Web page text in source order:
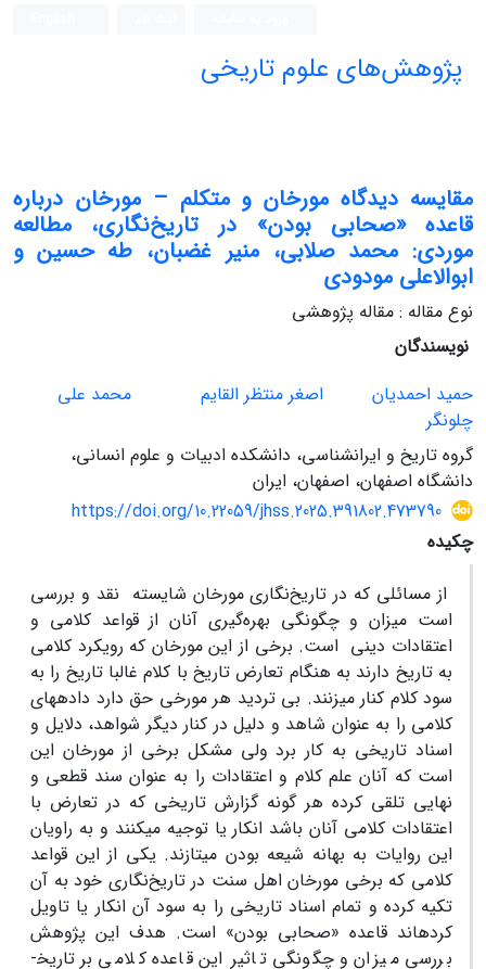
پژوهش‌های علوم تاریخی
مقایسه دیدگاه مورخان و متکلم – مورخان در‌باره
قاعده «صحابی بودن» در تاریخ‌نگاری، مطالعه
موردی: محمد صلابی، منیر غضبان، طه حسین و
ابوالاعلی مودودی
نوع مقاله : مقاله پژوهشی
نویسندگان
حمید احمدیان
اصغر منتظر القایم
محمد علی
چلونگر
گروه تاریخ و ایرانشناسی، دانشکده ادبیات و علوم انسانی،
دانشگاه اصفهان، اصفهان، ایران
https://doi.org/10.22059/jhss.2025.391802.473790
چکیده
از مسائلی که در تاریخ‌نگاری مورخان شایسته نقد و بررسی
است میزان و چگونگی بهره‌گیری آنان از قواعد کلامی و
اعتقادات دینی است. برخی از این مورخان که رویکرد کلامی
به تاریخ دارند به هنگام تعارض تاریخ با کلام غالبا تاریخ را به
سود کلام کنار می­زنند. بی تردید هر مورخی حق دارد داده­های
کلامی را به عنوان شاهد و دلیل در کنار دیگر شواهد، دلایل و
اسناد تاریخی به کار برد ولی مشکل برخی از مورخان این
است که آنان علم کلام و اعتقادات را به عنوان سند قطعی و
نهایی تلقی کرده هر گونه گزارش تاریخی که در تعارض با
اعتقادات کلامی آنان باشد انکار یا توجیه می­کنند و به راویان
این روایات به بهانه شیعه بودن می­تازند. یکی از این قواعد
کلامی که برخی مورخان اهل سنت در تاریخ‌نگاری خود به آن
تکیه کرده­ و تمام اسناد تاریخی را به سود آن انکار یا تاویل
کرده­اند قاعده «صحابی بودن» است. هدف این پژوهش
بررسی میزان و چگونگی تاثیر این قاعده کلامی بر تاریخ­